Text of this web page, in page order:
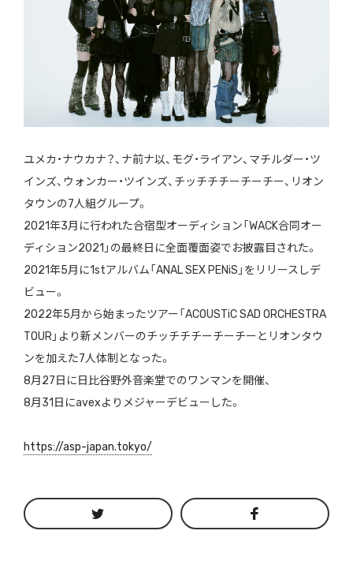
ユメカ・ナウカナ？、ナ前ナ以、モグ・ライアン、マチルダー・ツ
インズ、ウォンカー・ツインズ、チッチチチーチーチー、リオン
タウンの7人組グループ。
2021年3月に行われた合宿型オーディション「WACK合同オー
ディション2021」の最終日に全面覆面姿でお披露目された。
2021年5月に1stアルバム「ANAL SEX PENiS」をリリースしデ
ビュー。
2022年5月から始まったツアー「ACOUSTiC SAD ORCHESTRA
TOUR」より新メンバーのチッチチチーチーチーとリオンタウ
ンを加えた7人体制となった。
8月27日に日比谷野外音楽堂でのワンマンを開催、
8月31日にavexよりメジャーデビューした。
https://asp-japan.tokyo/